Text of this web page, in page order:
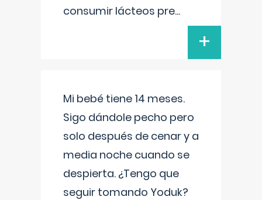
consumir lácteos pre...
+
Mi bebé tiene 14 meses.
Sigo dándole pecho pero
solo después de cenar y a
media noche cuando se
despierta. ¿Tengo que
seguir tomando Yoduk?